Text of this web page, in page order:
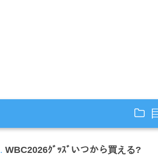
WBC2026ｸﾞｯｽﾞいつから買える?